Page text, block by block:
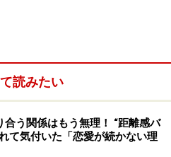
わけもわからず家にいるしか
読みたい
合う関係はもう無理！ “距離感バ
て気付いた「恋愛が続かない理